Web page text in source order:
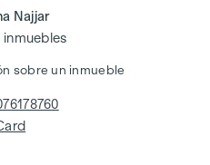
Najjar
inmuebles
sobre un inmueble